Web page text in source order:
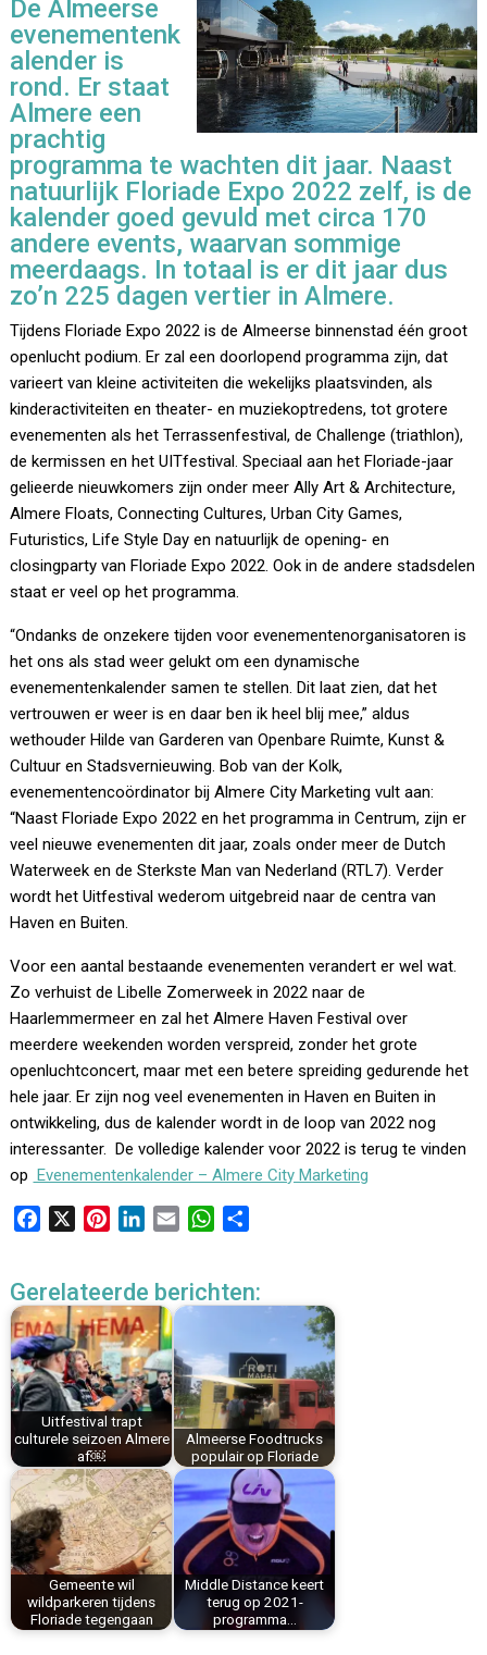
De Almeerse
evenementenk
alender is
rond. Er staat
Almere een
prachtig
programma te wachten dit jaar. Naast
natuurlijk Floriade Expo 2022 zelf, is de
kalender goed gevuld met circa 170
andere events, waarvan sommige
meerdaags. In totaal is er dit jaar dus
zo’n 225 dagen vertier in Almere.
Tijdens Floriade Expo 2022 is de Almeerse binnenstad één groot
openlucht podium. Er zal een doorlopend programma zijn, dat
varieert van kleine activiteiten die wekelijks plaatsvinden, als
kinderactiviteiten en theater- en muziekoptredens, tot grotere
evenementen als het Terrassenfestival, de Challenge (triathlon),
de kermissen en het UITfestival. Speciaal aan het Floriade-jaar
gelieerde nieuwkomers zijn onder meer Ally Art & Architecture,
Almere Floats, Connecting Cultures, Urban City Games,
Futuristics, Life Style Day en natuurlijk de opening- en
closingparty van Floriade Expo 2022. Ook in de andere stadsdelen
staat er veel op het programma.
“Ondanks de onzekere tijden voor evenementenorganisatoren is
het ons als stad weer gelukt om een dynamische
evenementenkalender samen te stellen. Dit laat zien, dat het
vertrouwen er weer is en daar ben ik heel blij mee,” aldus
wethouder Hilde van Garderen van Openbare Ruimte, Kunst &
Cultuur en Stadsvernieuwing. Bob van der Kolk,
evenementencoördinator bij Almere City Marketing vult aan:
“Naast Floriade Expo 2022 en het programma in Centrum, zijn er
veel nieuwe evenementen dit jaar, zoals onder meer de Dutch
Waterweek en de Sterkste Man van Nederland (RTL7). Verder
wordt het Uitfestival wederom uitgebreid naar de centra van
Haven en Buiten.
Voor een aantal bestaande evenementen verandert er wel wat.
Zo verhuist de Libelle Zomerweek in 2022 naar de
Haarlemmermeer en zal het Almere Haven Festival over
meerdere weekenden worden verspreid, zonder het grote
openluchtconcert, maar met een betere spreiding gedurende het
hele jaar. Er zijn nog veel evenementen in Haven en Buiten in
ontwikkeling, dus de kalender wordt in de loop van 2022 nog
interessanter. De volledige kalender voor 2022 is terug te vinden
op Evenementenkalender – Almere City Marketing
e
b
o
o
k
t
e
r
e
s
t
k
d
I
n
i
W
t
p
p
e
Gerelateerde berichten:
Uitfestival trapt
culturele seizoen Almere
af￼
Almeerse Foodtrucks
populair op Floriade
Gemeente wil
wildparkeren tijdens
Floriade tegengaan
Middle Distance keert
terug op 2021-
programma…